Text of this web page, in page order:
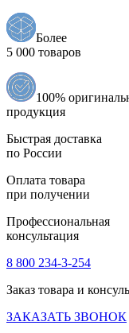
Более
5 000 товаров
100%
продукция
Быстрая доставка
по России
Оплата товара
при получении
Профессиональная
консультация
8 800 234-3-254
Заказ товара и
ЗАКАЗАТЬ ЗВОНОК